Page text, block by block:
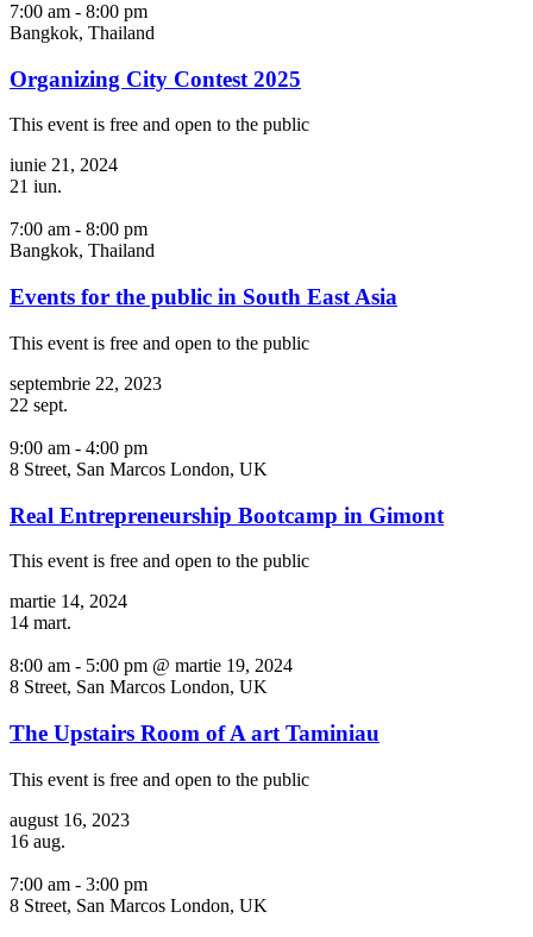
7:00 am - 8:00 pm
Bangkok, Thailand
Organizing City Contest 2025
This event is free and open to the public
iunie 21, 2024
21 iun.
7:00 am - 8:00 pm
Bangkok, Thailand
Events for the public in South East Asia
This event is free and open to the public
septembrie 22, 2023
22 sept.
9:00 am - 4:00 pm
8 Street, San Marcos London, UK
Real Entrepreneurship Bootcamp in Gimont
This event is free and open to the public
martie 14, 2024
14 mart.
8:00 am - 5:00 pm @ martie 19, 2024
8 Street, San Marcos London, UK
The Upstairs Room of A art Taminiau
This event is free and open to the public
august 16, 2023
16 aug.
7:00 am - 3:00 pm
8 Street, San Marcos London, UK